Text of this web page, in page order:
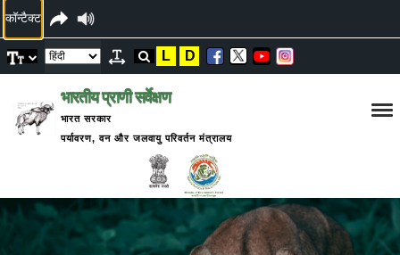
कॉन्टैक्ट
L D
भारतीय प्राणी सर्वेक्षण
भारत सरकार
पर्यावरण, वन और जलवायु परिवर्तन मंत्रालय